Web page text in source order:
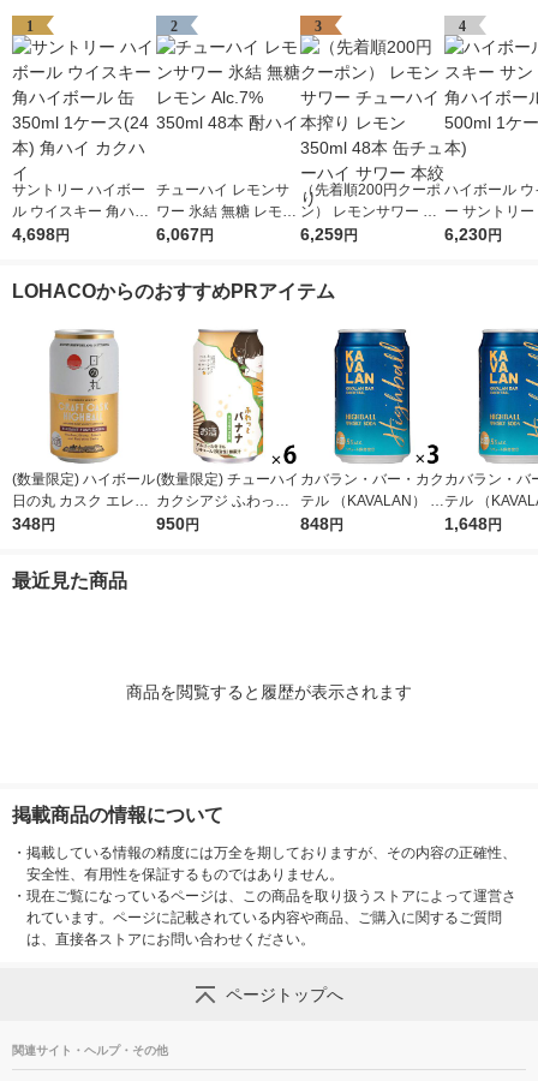
1
サントリー ハイボー
ル ウイスキー 角ハイ
ボール 缶 350ml 1ケ
4,698円
2
チューハイ レモンサ
ワー 氷結 無糖 レモン
Alc.7% 350ml 48本 酎
6,067円
3
（先着順200円クーポ
ン） レモンサワー チ
ューハイ 本搾り レモ
6,259円
4
ハイボール ウ
ー サントリ
ボール 缶
6,230円
LOHACOからのおすすめPRアイテム
(数量限定) ハイボール
日の丸 カスク エレガ
ント カスク 缶 355ml
348円
(数量限定) チューハイ
カクシアジ ふわっと
バナナ 缶 350ml 6本
950円
カバラン・バー・カク
テル （KAVALAN） ハ
イボール 320ml×3本
848円
カバラン・バ
テル （
イボール
1,648円
最近見た商品
商品を閲覧すると履歴が表示されます
掲載商品の情報について
・ 掲載している情報の精度には万全を期しておりますが、その内容の正確性、
安全性、有用性を保証するものではありません。
・ 現在ご覧になっているページは、この商品を取り扱うストアによって運営さ
れています。ページに記載されている内容や商品、ご購入に関するご質問
は、直接各ストアにお問い合わせください。
ページトップへ
関連サイト・ヘルプ・その他